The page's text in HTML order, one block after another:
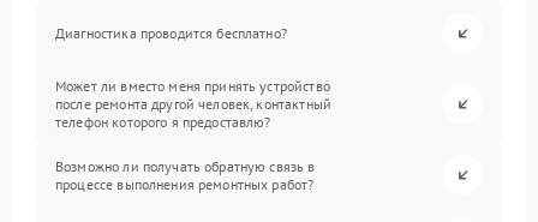
Диагностика проводится бесплатно?
Может ли вместо меня принять устройство
после ремонта другой человек, контактный
телефон которого я предоставлю?
Возможно ли получать обратную связь в
процессе выполнения ремонтных работ?